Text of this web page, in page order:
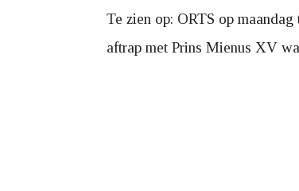
Te zien op: ORTS op
aftrap met Prins Mienus XV